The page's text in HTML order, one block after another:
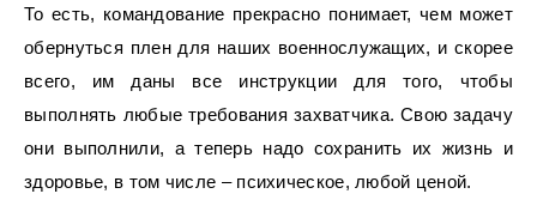
То есть, командование прекрасно понимает, чем может
обернуться плен для наших военнослужащих, и скорее
всего, им даны все инструкции для того, чтобы
выполнять любые требования захватчика. Свою задачу
они выполнили, а теперь надо сохранить их жизнь и
здоровье, в том числе – психическое, любой ценой.